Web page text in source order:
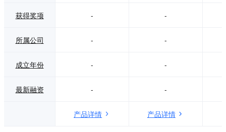
的各种问题或需
获得奖项 - -
所属公司 - -
成立年份 - -
最新融资 - -
产品详情 产品详情